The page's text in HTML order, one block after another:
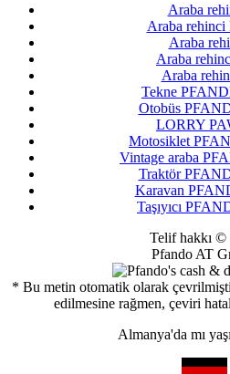
Araba
Araba
Araba
Araba
Araba
Tekne
Otobüs
LORRY
Motosiklet
Vintage araba
Traktör
Karavan
Taşıyıcı
Telif hakkı ©
Pfando AT
* Bu metin otomatik olarak
edilmesine rağmen, çeviri
Almanya'da mı